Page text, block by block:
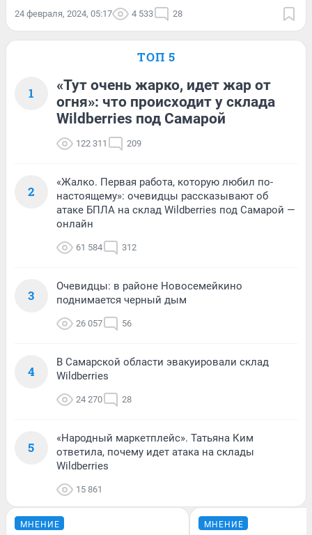
24 февраля, 2024, 05:17 4 533 28
ТОП 5
1
«Тут очень жарко, идет жар от
огня»: что происходит у склада
Wildberries под Самарой
122 311 209
2
«Жалко. Первая работа, которую любил по-
настоящему»: очевидцы рассказывают об
атаке БПЛА на склад Wildberries под Самарой —
онлайн
61 584 312
3
Очевидцы: в районе Новосемейкино
поднимается черный дым
26 057 56
4
В Самарской области эвакуировали склад
Wildberries
24 270 28
5
«Народный маркетплейс». Татьяна Ким
ответила, почему идет атака на склады
Wildberries
15 861
МНЕНИЕ МНЕНИЕ